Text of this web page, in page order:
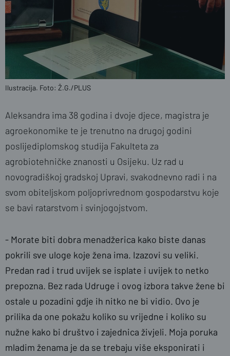
Ilustracija. Foto: Ž.G./PLUS
Aleksandra ima 38 godina i dvoje djece, magistra je
agroekonomike te je trenutno na drugoj godini
poslijediplomskog studija Fakulteta za
agrobiotehničke znanosti u Osijeku. Uz rad u
novogradiškoj gradskoj Upravi, svakodnevno radi i na
svom obiteljskom poljoprivrednom gospodarstvu koje
se bavi ratarstvom i svinjogojstvom.
- Morate biti dobra menadžerica kako biste danas
pokrili sve uloge koje žena ima. Izazovi su veliki.
Predan rad i trud uvijek se isplate i uvijek to netko
prepozna. Bez rada Udruge i ovog izbora takve žene bi
ostale u pozadini gdje ih nitko ne bi vidio. Ovo je
prilika da one pokažu koliko su vrijedne i koliko su
nužne kako bi društvo i zajednica živjeli. Moja poruka
mladim ženama je da se trebaju više eksponirati i